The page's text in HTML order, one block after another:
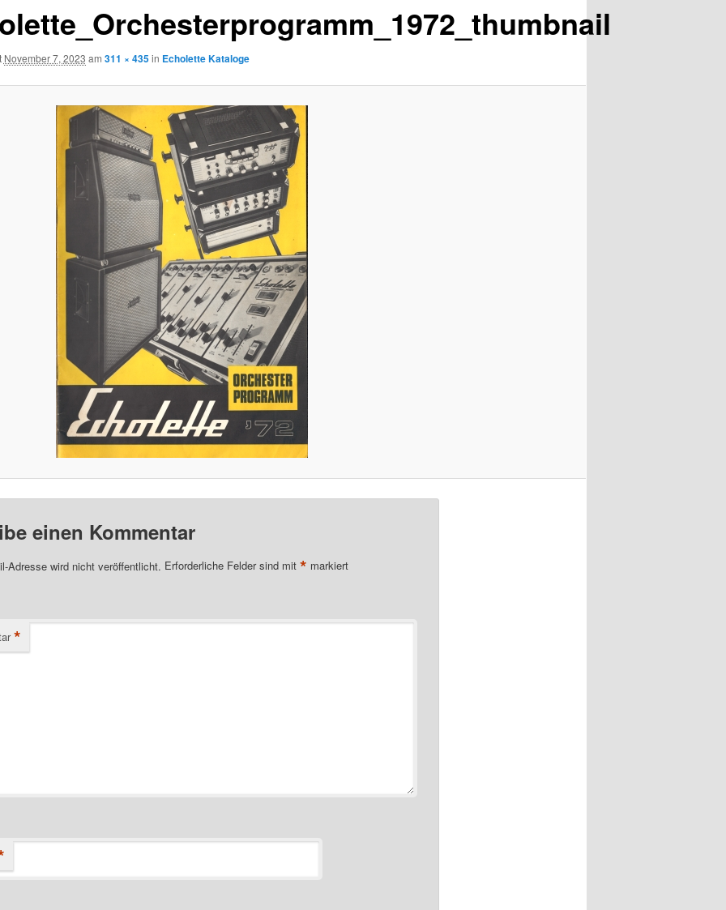
November 7, 2023 am 311 × 435in Echolette Kataloge
einen Kommentar
Adresse wird nicht veröffentlicht. Erforderliche Felder sind mit * markiert
*